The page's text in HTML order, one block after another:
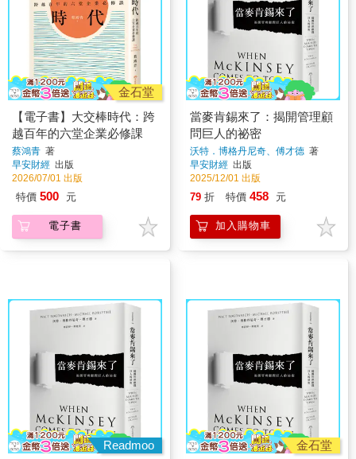
金石堂
【電子書】大交棒時代：跨
越百年的六堂企業必修課
蔡鴻青 著
早安財經 出版
2026/07/01 出版
特價 500 元
電子書
當麥肯錫來了：揭開管理顧
問巨人的祕密
沃特．博格丹尼奇、傅才德 著
早安財經 出版
2025/12/01 出版
79 折 特價 458 元
加入購物車
Readmoo
金石堂